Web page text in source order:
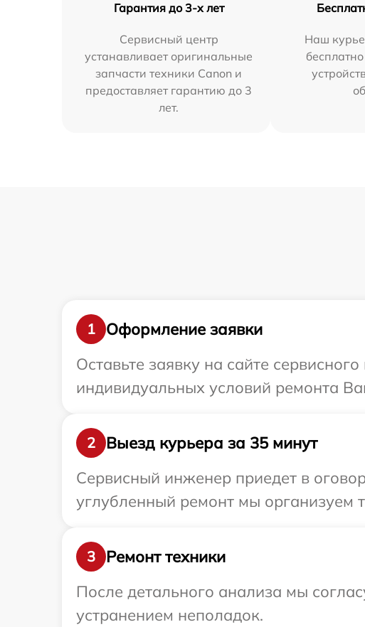
Гарантия до 3-х лет
Сервисный центр
устанавливает оригинальные
запчасти техники Canon и
предоставляет гарантию до 3
лет.
Наш
1
Оформление заявки
Оставьте заявку на сайте
индивидуальных условий ремонта
2
Выезд курьера за 35 минут
Сервисный инженер приедет в
углубленный ремонт мы организуем
3
Ремонт техники
После детального анализа мы
устранением неполадок.